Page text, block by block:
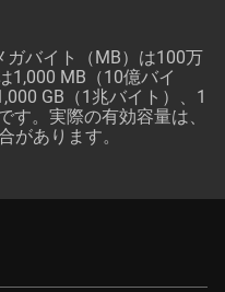
ガバイト（MB）は100万
1,000 MB（10億バイ
GB（1兆バイト）、1
す。実際の有効容量は、
があります。